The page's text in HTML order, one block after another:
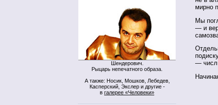
Шендерович.
Рыцарь непечатного образа.
А также: Носик, Мошков, Лебедев,
Касперский, Экслер и другие -
в галерее «Человеки»
мирно
Мы
— и
—